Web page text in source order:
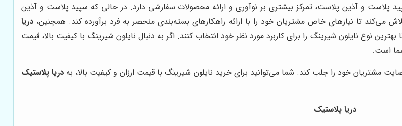
پلاست و آذین پلاست، تمرکز بیشتری بر نوآوری و ارائه محصولات سفارشی دارد. در حالی که سپید پلاست و آذین
می‌کند تا نیازهای خاص مشتریان خود را با ارائه راهکارهای بسته‌بندی منحصر به فرد برآورده کند. همچنین،دریا
نوع نایلون شیرینگ را برای کاربرد مورد نظر خود انتخاب کنند. اگر به دنبال نایلون شیرینگ با کیفیت بالا، قیمت
است.
مشتریان خود را جلب کند. شما می‌توانید برای خرید نایلون شیرینگ با قیمت ارزان و کیفیت بالا، بهدریا پلاستیک
دریا پلاستیک